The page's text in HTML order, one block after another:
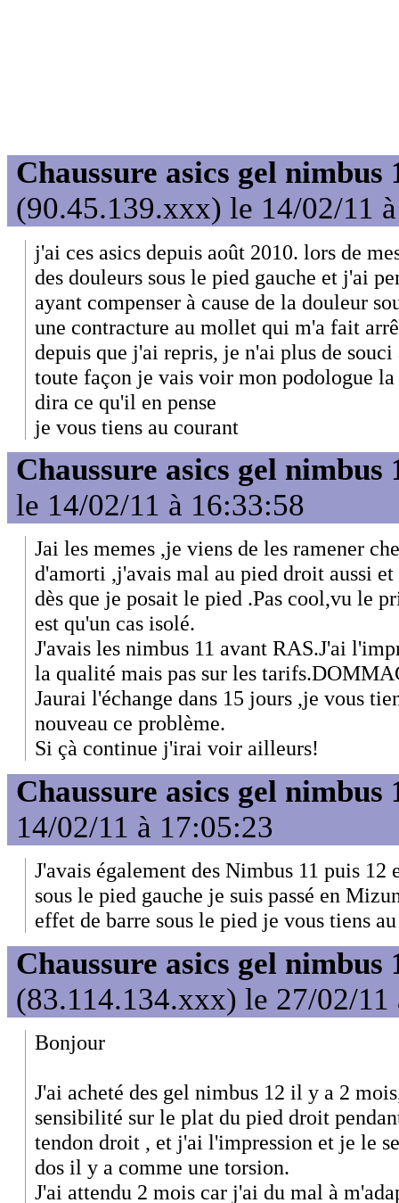
Chaussure asics gel nimbus
(90.45.139.xxx) le 14/02/11
j'ai ces asics depuis août 2010. lors de
des douleurs sous le pied gauche et j'ai
ayant compenser à cause de la douleur
une contracture au mollet qui m'a fait
depuis que j'ai repris, je n'ai plus de souci
toute façon je vais voir mon podologue
dira ce qu'il en pense
je vous tiens au courant
Chaussure asics gel nimbus
le 14/02/11 à 16:33:58
Jai les memes ,je viens de les ramener
d'amorti ,j'avais mal au pied droit aussi
dès que je posait le pied .Pas cool,vu le
est qu'un cas isolé.
J'avais les nimbus 11 avant RAS.J'ai
la qualité mais pas sur les
Jaurai l'échange dans 15 jours ,je vous
nouveau ce problème.
Si çà continue j'irai voir ailleurs!
Chaussure asics gel nimbus
14/02/11 à 17:05:23
J'avais également des Nimbus 11 puis 12
sous le pied gauche je suis passé en
effet de barre sous le pied je vous tiens
Chaussure asics gel nimbus
(83.114.134.xxx) le 27/02/11
Bonjour
J'ai acheté des gel nimbus 12 il y a 2
sensibilité sur le plat du pied droit
tendon droit , et j'ai l'impression et je le
dos il y a comme une torsion.
J'ai attendu 2 mois car j'ai du mal à